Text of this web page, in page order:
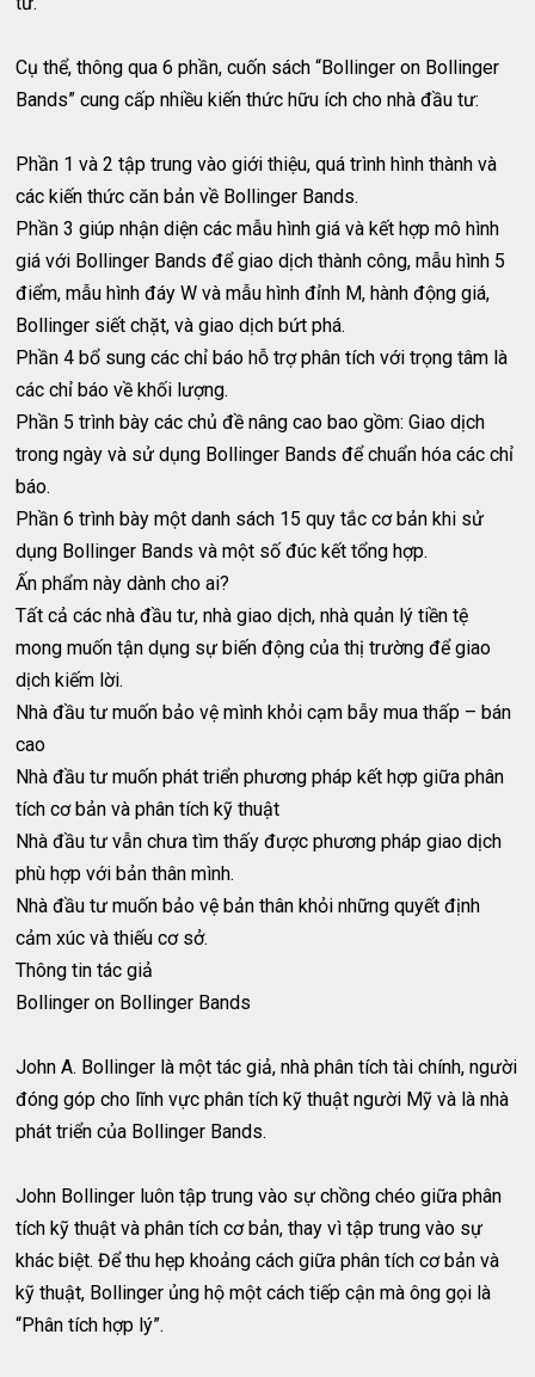
Cụ thể, thông qua 6 phần, cuốn sách “Bollinger on Bollinger
Bands” cung cấp nhiều kiến thức hữu ích cho nhà đầu tư:
Phần 1 và 2 tập trung vào giới thiệu, quá trình hình thành và
các kiến thức căn bản về Bollinger Bands.
Phần 3 giúp nhận diện các mẫu hình giá và kết hợp mô hình
giá với Bollinger Bands để giao dịch thành công, mẫu hình 5
điểm, mẫu hình đáy W và mẫu hình đỉnh M, hành động giá,
Bollinger siết chặt, và giao dịch bứt phá.
Phần 4 bổ sung các chỉ báo hỗ trợ phân tích với trọng tâm là
các chỉ báo về khối lượng.
Phần 5 trình bày các chủ đề nâng cao bao gồm: Giao dịch
trong ngày và sử dụng Bollinger Bands để chuẩn hóa các chỉ
báo.
Phần 6 trình bày một danh sách 15 quy tắc cơ bản khi sử
dụng Bollinger Bands và một số đúc kết tổng hợp.
Ấn phẩm này dành cho ai?
Tất cả các nhà đầu tư, nhà giao dịch, nhà quản lý tiền tệ
mong muốn tận dụng sự biến động của thị trường để giao
dịch kiếm lời.
Nhà đầu tư muốn bảo vệ mình khỏi cạm bẫy mua thấp – bán
cao
Nhà đầu tư muốn phát triển phương pháp kết hợp giữa phân
tích cơ bản và phân tích kỹ thuật
Nhà đầu tư vẫn chưa tìm thấy được phương pháp giao dịch
phù hợp với bản thân mình.
Nhà đầu tư muốn bảo vệ bản thân khỏi những quyết định
cảm xúc và thiếu cơ sở.
Thông tin tác giả
Bollinger on Bollinger Bands
John A. Bollinger là một tác giả, nhà phân tích tài chính, người
đóng góp cho lĩnh vực phân tích kỹ thuật người Mỹ và là nhà
phát triển của Bollinger Bands.
John Bollinger luôn tập trung vào sự chồng chéo giữa phân
tích kỹ thuật và phân tích cơ bản, thay vì tập trung vào sự
khác biệt. Để thu hẹp khoảng cách giữa phân tích cơ bản và
kỹ thuật, Bollinger ủng hộ một cách tiếp cận mà ông gọi là
“Phân tích hợp lý”.